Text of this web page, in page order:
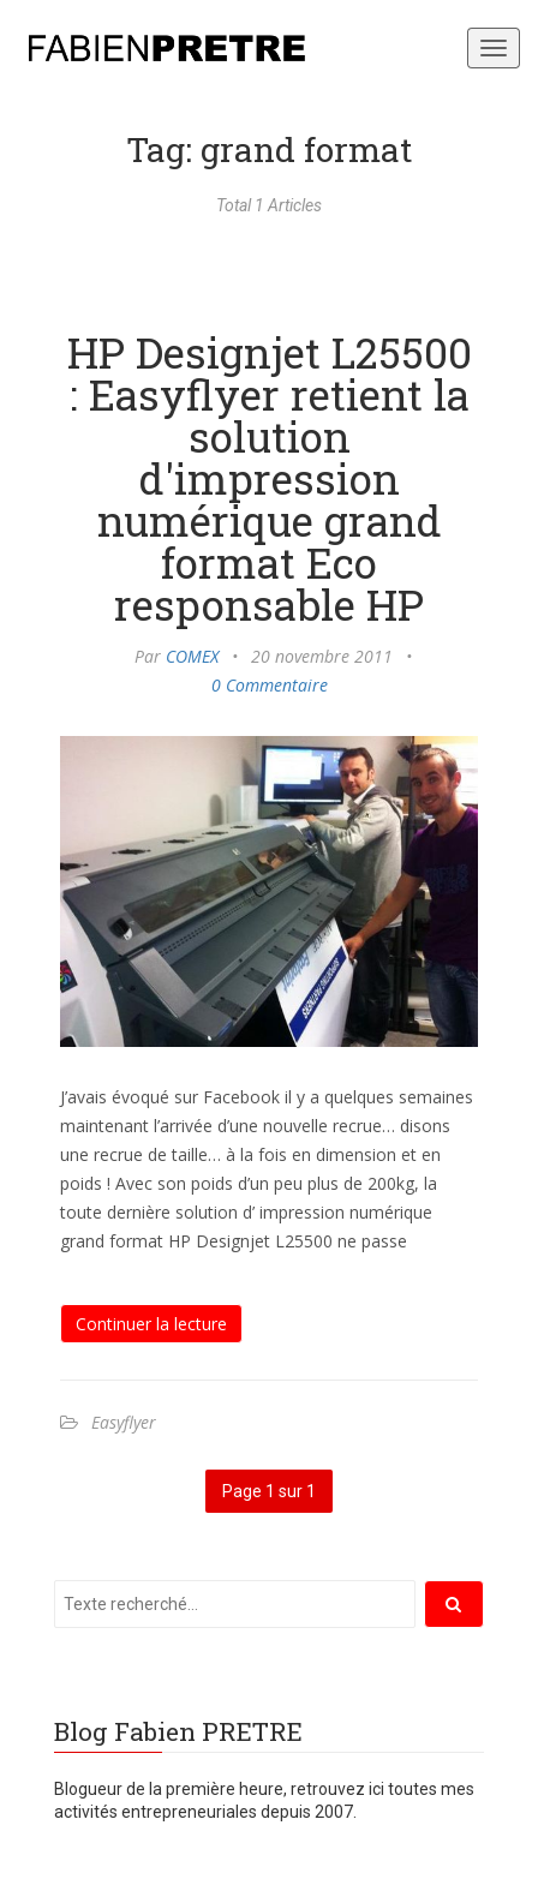
Tag: grand format
Total 1 Articles
HP Designjet L25500
: Easyflyer retient la
solution
d'impression
numérique grand
format Eco
responsable HP
Par COMEX • 20 novembre 2011
•
0 Commentaire
J’avais évoqué sur Facebook il y a quelques semaines
maintenant l’arrivée d’une nouvelle recrue… disons
une recrue de taille… à la fois en dimension et en
poids ! Avec son poids d’un peu plus de 200kg, la
toute dernière solution d’ impression numérique
grand format HP Designjet L25500 ne passe
Continuer la lecture
Easyflyer
Page 1 sur 1
Blog Fabien PRETRE
Blogueur de la première heure, retrouvez ici toutes mes
activités entrepreneuriales depuis 2007.